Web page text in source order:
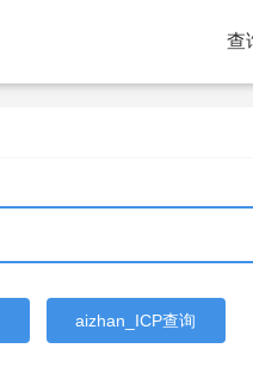
查
aizhan_ICP查询